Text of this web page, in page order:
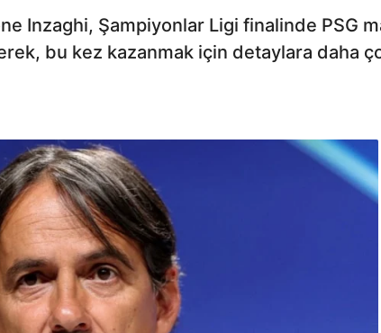
Inzaghi, Şampiyonlar Ligi finalinde PSG
bu kez kazanmak için detaylara daha